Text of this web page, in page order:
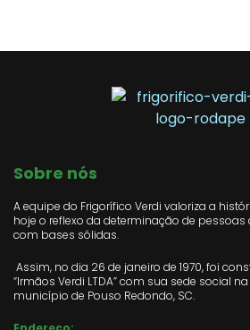
Sobre nós
A equipe do Frigorífico Verdi valoriza a
hoje o reflexo da determinação de
com bases sólidas.
Assim, no dia 26 de janeiro de 1970, foi
“Irmãos Verdi LTDA” com sua sede social
município de Pouso Redondo, SC.